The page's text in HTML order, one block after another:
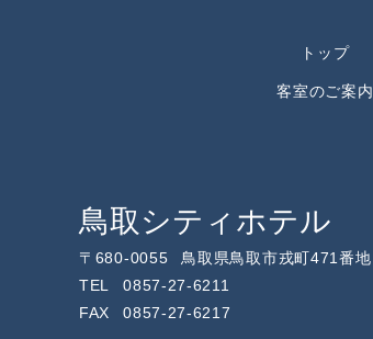
トップ
客室のご案内
鳥取シティホテル
〒 680-0055
鳥取県鳥取市戎町471番地
TEL
0857-27-6211
FAX
0857-27-6217